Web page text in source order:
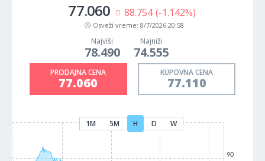
77.060 88.754 (-1.142%)
Osveži vreme: 8/7/2026 20:58
Najviši
78.490
Najniži
74.555
PRODAJNA CENA
77.060
KUPOVNA CENA
77.110
1M 5M H D W
90